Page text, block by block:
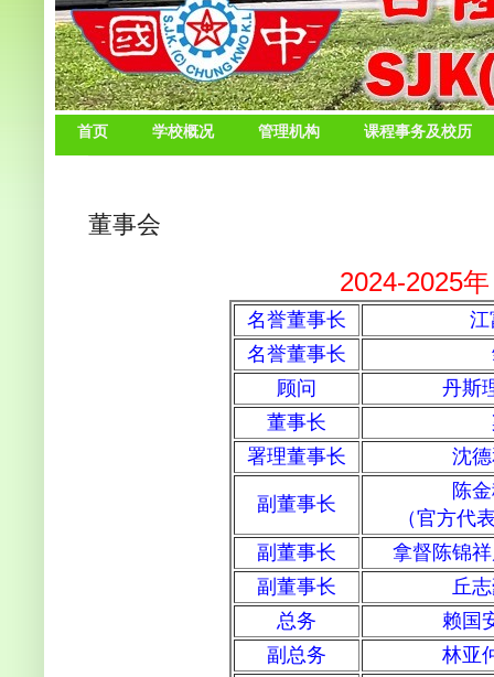
首页 学校概况 管理机构 课程事务及校历
董事会
2024-2025
名誉董事长
江
名誉董事长
顾问
丹斯
董事长
署理董事长
沈
副董事长
陈
（官方代
副董事长
拿督陈锦
副董事长
丘
总务
赖国
副总务
林亚